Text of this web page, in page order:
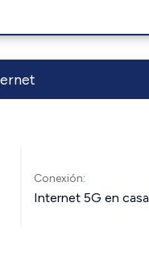
Conexión:
Internet 5G en casa